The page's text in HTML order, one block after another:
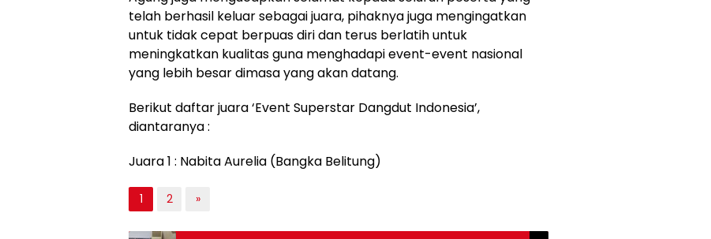
Agung juga mengucapkan selamat kepada seluruh peserta yang
telah berhasil keluar sebagai juara, pihaknya juga mengingatkan
untuk tidak cepat berpuas diri dan terus berlatih untuk
meningkatkan kualitas guna menghadapi event-event nasional
yang lebih besar dimasa yang akan datang.
Berikut daftar juara ‘Event Superstar Dangdut Indonesia’,
diantaranya :
Juara 1 : Nabita Aurelia (Bangka Belitung)
1